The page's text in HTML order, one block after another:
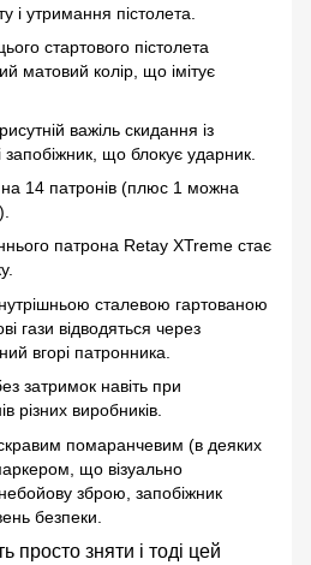
і утримання пістолета.
стартового пістолета
матовий колір, що імітує
важіль скидання із
запобіжник, що блокує ударник.
14 патронів (плюс 1 можна
патрона Retay XTreme стає
сталевою гартованою
гази відводяться через
вгорі патронника.
затримок навіть при
різних виробників.
помаранчевим (в деяких
що візуально
зброю, запобіжник
безпеки.
просто зняти і тоді цей